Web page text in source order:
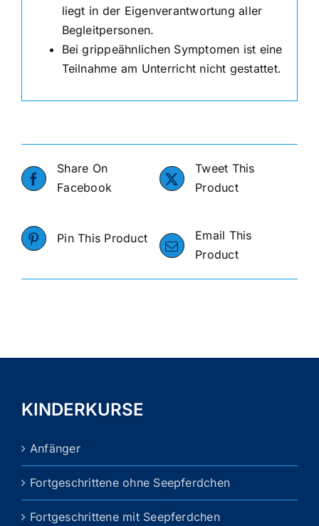
liegt in der Eigenverantwortung aller
Begleitpersonen.
Bei grippeähnlichen Symptomen ist eine
Teilnahme am Unterricht nicht gestattet.
Share On
Facebook
Tweet This
Product
Pin This Product
Email This
Product
KINDERKURSE
Anfänger
Fortgeschrittene ohne Seepferdchen
Fortgeschrittene mit Seepferdchen